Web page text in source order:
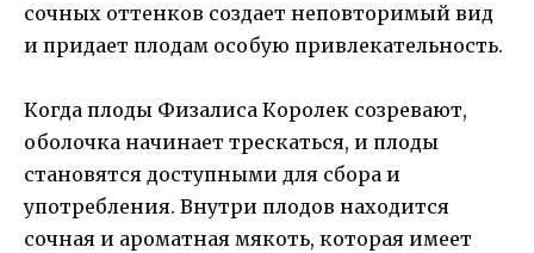
сочных оттенков создает неповторимый вид
и придает плодам особую привлекательность.
Когда плоды Физалиса Королек созревают,
оболочка начинает трескаться, и плоды
становятся доступными для сбора и
употребления. Внутри плодов находится
сочная и ароматная мякоть, которая имеет